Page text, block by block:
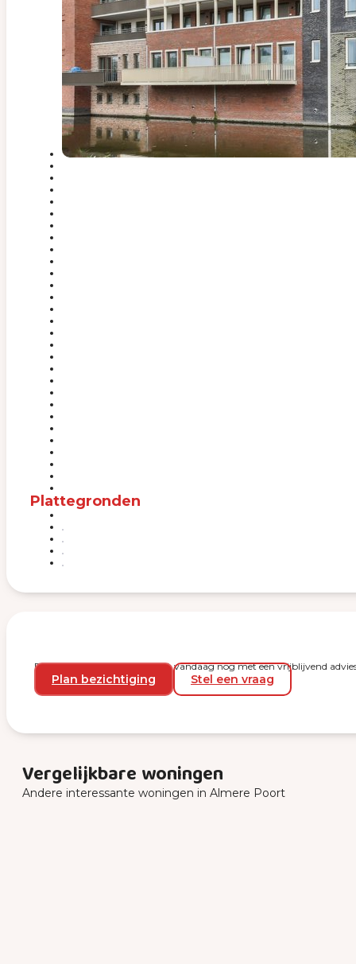
Plattegronden
Plan een bezichtiging en start vandaag nog met een vrijblijvend
Plan bezichtiging Stel een vraag
Vergelijkbare woningen
Andere interessante woningen in Almere Poort